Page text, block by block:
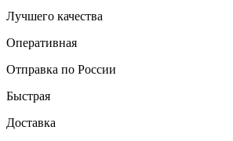
Лучшего качества
Оперативная
Отправка по России
Быстрая
Доставка